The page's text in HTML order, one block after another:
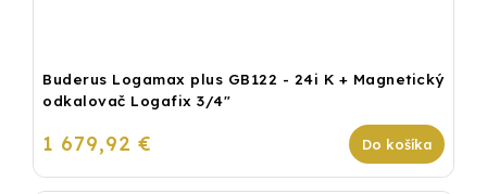
Buderus Logamax plus GB122 - 24i K + Magnetický
odkalovač Logafix 3/4"
1 679,92 € Do košíka